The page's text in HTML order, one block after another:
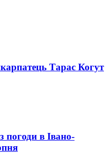
Тарас Когут
погоди в Івано-